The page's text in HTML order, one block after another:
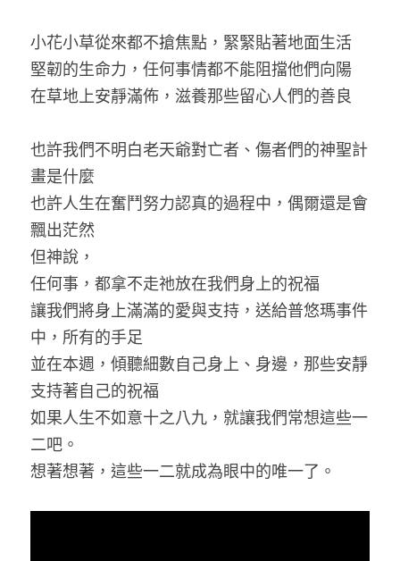
小花小草從來都不搶焦點，緊緊貼著地面生活
堅韌的生命力，任何事情都不能阻擋他們向陽
在草地上安靜滿佈，滋養那些留心人們的善良
也許我們不明白老天爺對亡者、傷者們的神聖計
畫是什麼
也許人生在奮鬥努力認真的過程中，偶爾還是會
飄出茫然
但神說，
任何事，都拿不走祂放在我們身上的祝福
讓我們將身上滿滿的愛與支持，送給普悠瑪事件
中，所有的手足
並在本週，傾聽細數自己身上、身邊，那些安靜
支持著自己的祝福
如果人生不如意十之八九，就讓我們常想這些一
二吧。
想著想著，這些一二就成為眼中的唯一了。